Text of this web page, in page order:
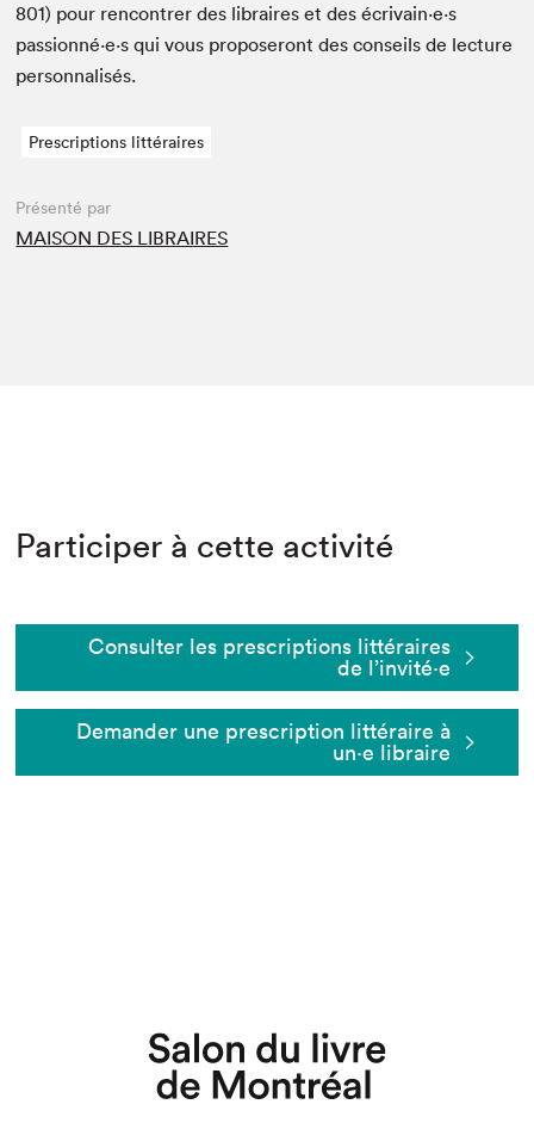
801) pour ren­con­tr­er des libraires et des écrivain·e·s
passionné·e·s qui vous pro­poseront des con­seils de lec­ture
personnalisés.
Prescriptions littéraires
Présenté par
MAISON DES LIBRAIRES
Participer à cette activité
Consulter les prescriptions littéraires
de l’invité⋅e
Demander une prescription littéraire à
un⋅e libraire